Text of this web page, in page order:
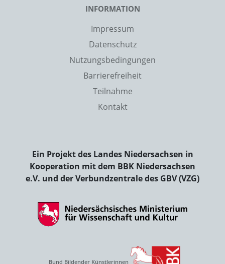
INFORMATION
Impressum
Datenschutz
Nutzungsbedingungen
Barrierefreiheit
Teilnahme
Kontakt
Ein Projekt des Landes Niedersachsen in
Kooperation mit dem BBK Niedersachsen
e.V. und der Verbundzentrale des GBV (VZG)
Bund Bildender Künstlerinnen